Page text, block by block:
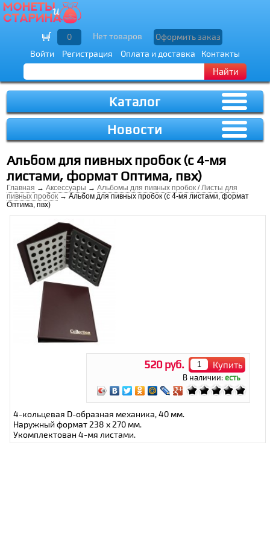
Войти Регистрация Оплата и доставка Контакты
Найти
0 Нет товаров Оформить заказ
Каталог
Новости
Альбом для пивных пробок (с 4-мя
листами, формат Оптима, пвх)
Главная →Аксессуары →Альбомы для пивных пробок / Листы для
пивных пробок → Альбом для пивных пробок (с 4-мя листами, формат
Оптима, пвх)
520 руб. Купить
В наличии:есть
4-кольцевая D-образная механика, 40 мм.
Наружный формат 238 x 270 мм.
Укомплектован 4-мя листами.